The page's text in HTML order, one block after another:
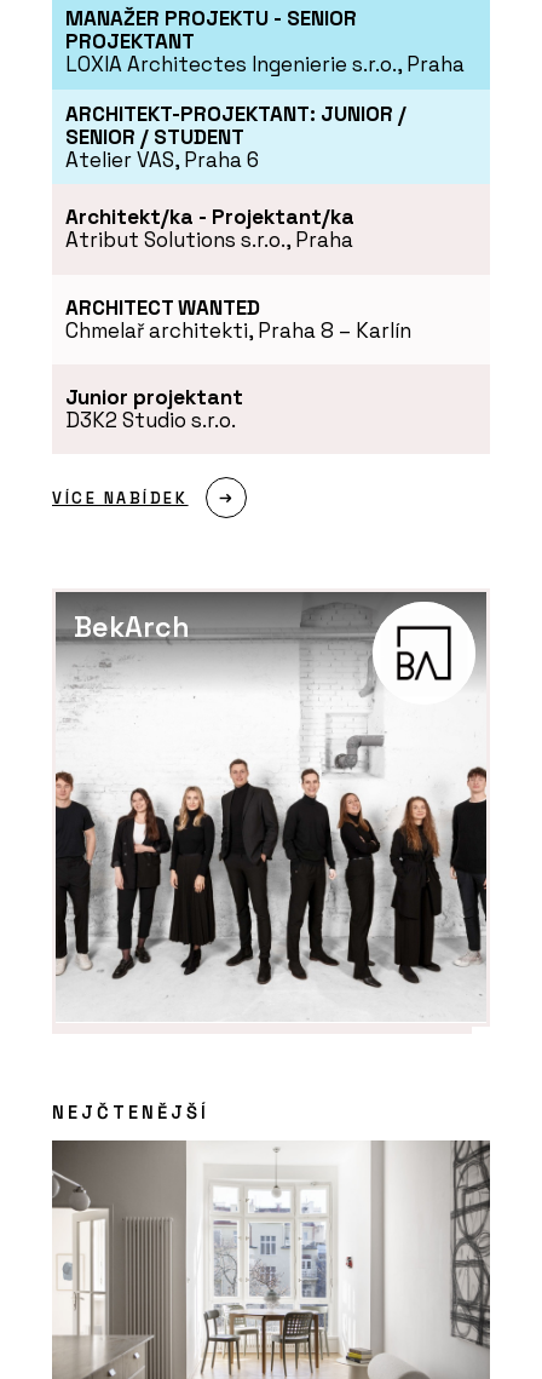
MANAŽER PROJEKTU - SENIOR
PROJEKTANT
LOXIA Architectes Ingenierie s.r.o., Praha
ARCHITEKT-PROJEKTANT: JUNIOR /
SENIOR / STUDENT
Atelier VAS, Praha 6
Architekt/ka - Projektant/ka
Atribut Solutions s.r.o., Praha
ARCHITECT WANTED
Chmelař architekti, Praha 8 – Karlín
Junior projektant
D3K2 Studio s.r.o.
VÍCE NABÍDEK
BekArch
NEJČTENĚJŠÍ